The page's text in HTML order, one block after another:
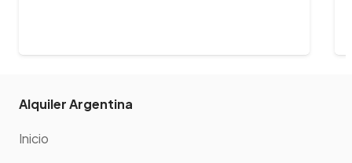
Alquiler Argentina
Inicio